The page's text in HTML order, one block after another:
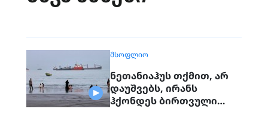
ᲛᲡᲝᲤᲚᲘᲝ
ნეთანიაჰუს თქმით, არ
დაუშვებს, ირანს
ჰქონდეს ბირთვული